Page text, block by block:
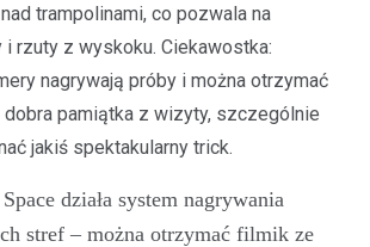
trampolinami, co pozwala na
rzuty z wyskoku. Ciekawostka:
nagrywają próby i można otrzymać
dobra pamiątka z wizyty, szczególnie
jakiś spektakularny trick.
działa system nagrywania
stref – można otrzymać filmik ze